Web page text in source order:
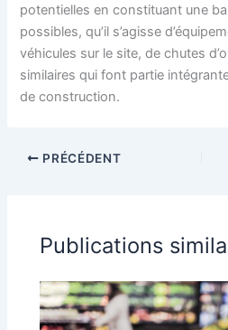
potentielles en constituant une
possibles, qu’il s’agisse
véhicules sur le site, de chutes
similaires qui font partie
de construction.
PRÉCÉDENT
Publications